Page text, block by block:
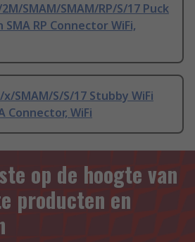
SMAM/SMAM/RP/S/17 Puck
RP Connector WiFi,
SMAM/S/S/17 Stubby WiFi
Connector, WiFi
op de hoogte van
producten en